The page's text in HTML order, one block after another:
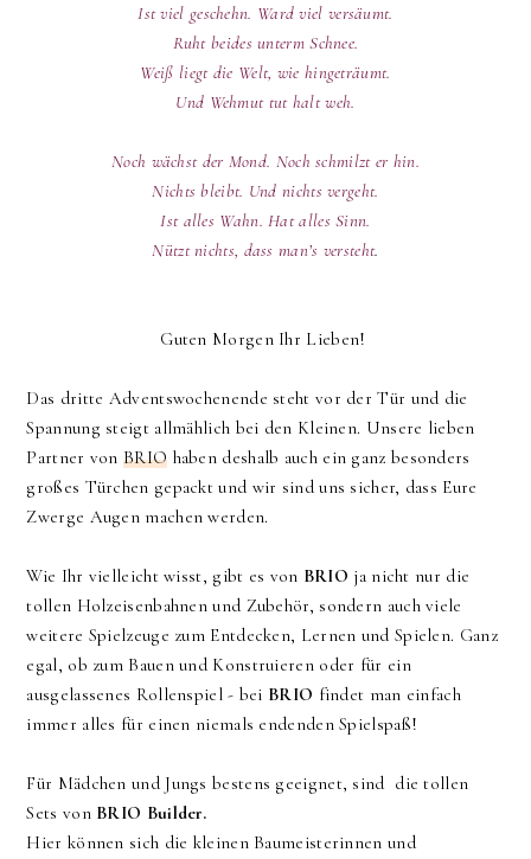
Ist viel geschehn. Ward viel versäumt.
Ruht beides unterm Schnee.
Weiß liegt die Welt, wie hingeträumt.
Und Wehmut tut halt weh.
Noch wächst der Mond. Noch schmilzt er hin.
Nichts bleibt. Und nichts vergeht.
Ist alles Wahn. Hat alles Sinn.
Nützt nichts, dass man’s versteht.
Guten Morgen Ihr Lieben!
Das dritte Adventswochenende steht vor der Tür und die
Spannung steigt allmählich bei den Kleinen. Unsere lieben
Partner vonBRIO haben deshalb auch ein ganz besonders
großes Türchen gepackt und wir sind uns sicher, dass Eure
Zwerge Augen machen werden.
Wie Ihr vielleicht wisst, gibt es von BRIO ja nicht nur die
tollen Holzeisenbahnen und Zubehör, sondern auch viele
weitere Spielzeuge zum Entdecken, Lernen und Spielen. Ganz
egal, ob zum Bauen und Konstruieren oder für ein
ausgelassenes Rollenspiel - bei BRIO findet man einfach
immer alles für einen niemals endenden Spielspaß!
Für Mädchen und Jungs bestens geeignet, sind die tollen
Sets von BRIO Builder.
Hier können sich die kleinen Baumeisterinnen und